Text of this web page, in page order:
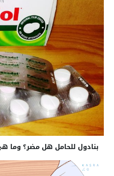
بنادول للحامل هل مضر؟ وما